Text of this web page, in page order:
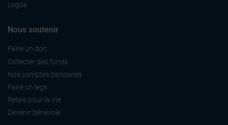
Logos
Nous soutenir
Faire un don
Collecter des fonds
Nos comptes bancaires
Faire un legs
Relais pour la Vie
Devenir bénévole